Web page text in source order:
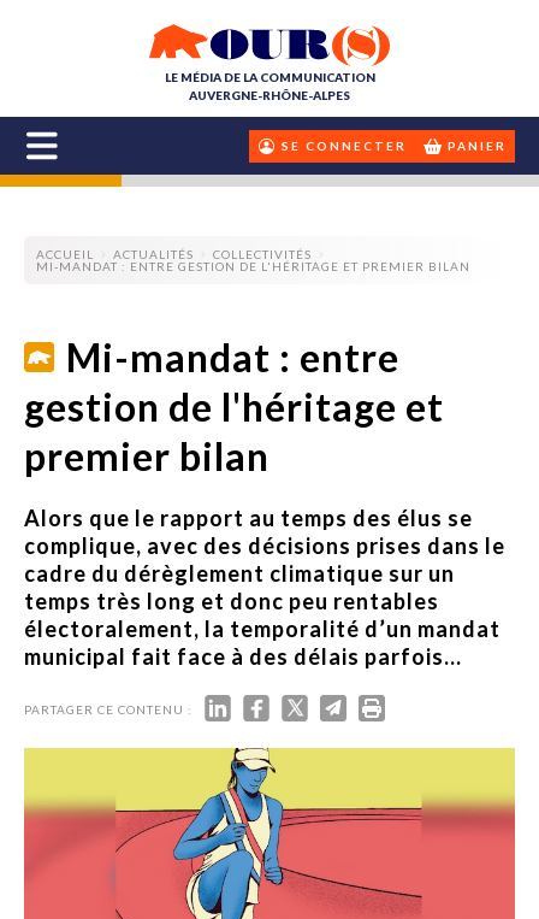
LE MÉDIA DE LA COMMUNICATION
AUVERGNE-RHÔNE-ALPES
SE CONNECTER PANIER
ACCUEIL ACTUALITÉS
COLLECTIVITÉS
MI-MANDAT : ENTRE GESTION DE L'HÉRITAGE ET PREMIER BILAN
Mi-mandat : entre
gestion de l'héritage et
premier bilan
Alors que le rapport au temps des élus se
complique, avec des décisions prises dans le
cadre du dérèglement climatique sur un
temps très long et donc peu rentables
électoralement, la temporalité d’un mandat
municipal fait face à des délais parfois...
PARTAGER CE CONTENU :